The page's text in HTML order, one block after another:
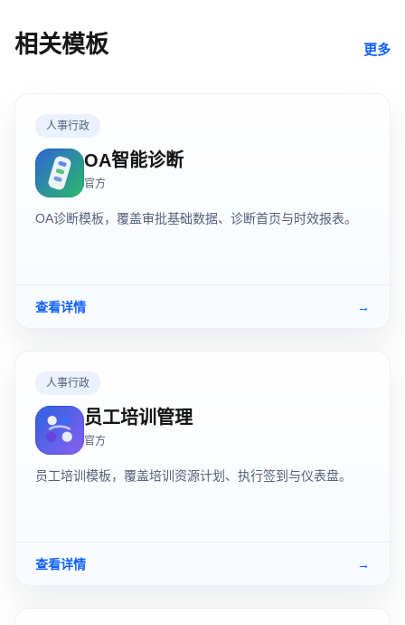
相关模板 更多
人事行政
OA智能诊断
官方
OA诊断模板，覆盖审批基础数据、诊断首页与时效报表。
查看详情 →
人事行政
员工培训管理
官方
员工培训模板，覆盖培训资源计划、执行签到与仪表盘。
查看详情 →